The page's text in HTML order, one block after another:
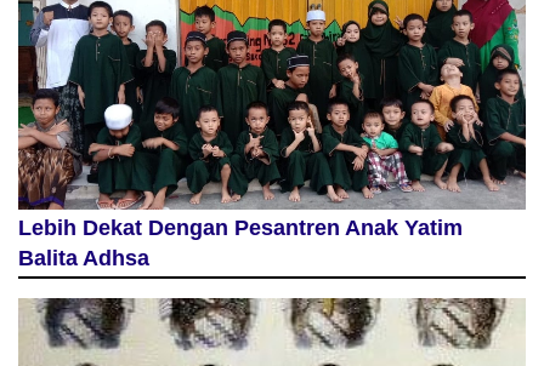
Lebih Dekat Dengan Pesantren Anak Yatim
Balita Adhsa